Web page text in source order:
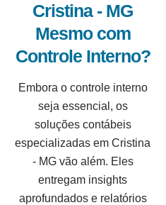
Cristina - MG
Mesmo com
Controle Interno?
Embora o controle interno
seja essencial, os
soluções contábeis
especializadas em Cristina
- MG vão além. Eles
entregam insights
aprofundados e relatórios